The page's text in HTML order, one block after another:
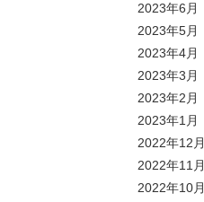
2023年6月
2023年5月
2023年4月
2023年3月
2023年2月
2023年1月
2022年12月
2022年11月
2022年10月